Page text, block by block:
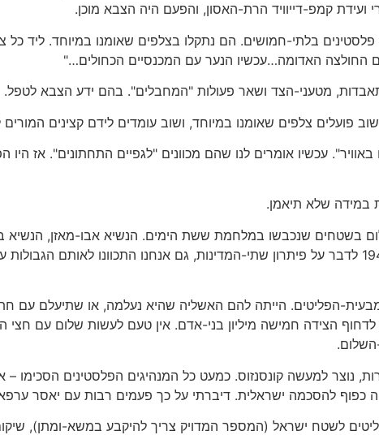
קמפ-דייוויד הרת-האסון, והפעם היה הצבא מוכן.
בלתי-חמושים. הם נתקלו בצלפים שאומנו במיוחד. ליד
החולצה האדומה…עכשיו הנער עם המכנסיים הכחולים…"
מטעני-הצד ושאר פעולות "המחבלים". בהם ידע הצבא לטפל.
פועלים צלפים שאומנו במיוחד, ושוב עומדים לידם קצינים
"יורים באוויר". עכשיו אומרים לנו שהם מכוונים "לגפיים
במידה שלא תיאמן.
בשטחים שנכבשו במלחמת ששת הימים. הנשיא אבו-מאזן, הנשיא
הפליטים. הייתה להם האשליה שהיא נעלמה, או שתיעלם עם
הצידה חמישה מיליון בני-אדם. אין טעם לעשות שלום עם
נוצר למעשה קונסנזוס. כמעט כל המנהיגים הפלסטינים הסכימו
כפוף להסכמה ישראלית. דיברתי על כך פעמים רבות עם יאסר
לשטח ישראל (המספר המדויק צריך להיקבע במשא-ומתן),